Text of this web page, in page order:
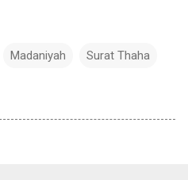
Madaniyah Surat Thaha